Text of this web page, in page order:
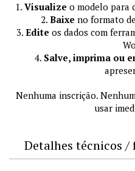
1. Visualize o modelo para
2. Baixe no formato
3. Edite os dados com
4. Salve, imprima ou
Nenhuma inscrição.
usar
Detalhes técnicos